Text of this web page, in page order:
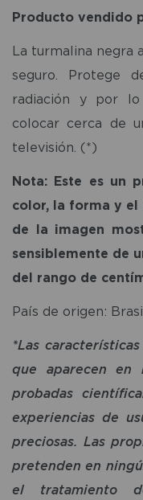
Producto vendido
La turmalina negra
seguro. Protege
radiación y por
colocar cerca de
televisión. (*)
Nota: Este es un
color, la forma y
de la imagen
sensiblemente de
del rango de
País de origen:
*Las
que aparecen en
probadas
experiencias de
preciosas. Las
pretenden en
el tratamiento